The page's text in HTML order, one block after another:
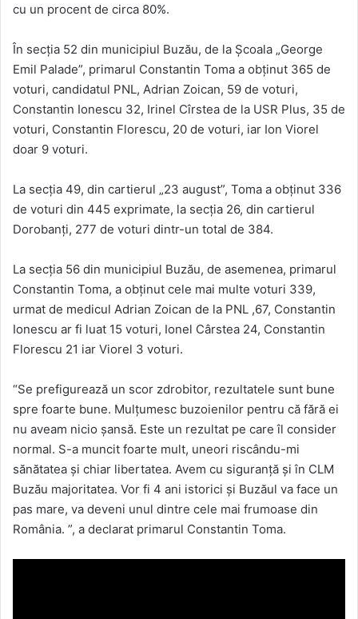
cu un procent de circa 80%.
În secția 52 din municipiul Buzău, de la Școala „George
Emil Palade”, primarul Constantin Toma a obținut 365 de
voturi, candidatul PNL, Adrian Zoican, 59 de voturi,
Constantin Ionescu 32, Irinel Cîrstea de la USR Plus, 35 de
voturi, Constantin Florescu, 20 de voturi, iar Ion Viorel
doar 9 voturi.
La secția 49, din cartierul „23 august”, Toma a obținut 336
de voturi din 445 exprimate, la secția 26, din cartierul
Dorobanți, 277 de voturi dintr-un total de 384.
La secția 56 din municipiul Buzău, de asemenea, primarul
Constantin Toma, a obținut cele mai multe voturi 339,
urmat de medicul Adrian Zoican de la PNL ,67, Constantin
Ionescu ar fi luat 15 voturi, Ionel Cârstea 24, Constantin
Florescu 21 iar Viorel 3 voturi.
“Se prefigurează un scor zdrobitor, rezultatele sunt bune
spre foarte bune. Mulțumesc buzoienilor pentru că fără ei
nu aveam nicio șansă. Este un rezultat pe care îl consider
normal. S-a muncit foarte mult, uneori riscându-mi
sănătatea și chiar libertatea. Avem cu siguranță și în CLM
Buzău majoritatea. Vor fi 4 ani istorici și Buzăul va face un
pas mare, va deveni unul dintre cele mai frumoase din
România. ”, a declarat primarul Constantin Toma.